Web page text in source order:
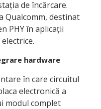
de încărcare.
Qualcomm, destinat
PHY în aplicații
hardware
în care circuitul
electronică a
modul complet